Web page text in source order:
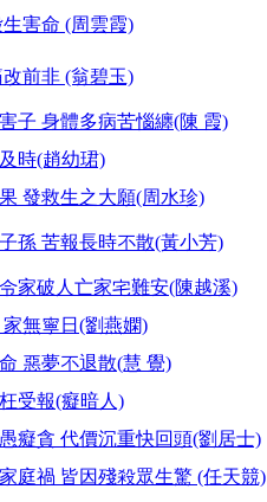
害命 (周雲霞)
前非 (翁碧玉)
子 身體多病苦惱纏(陳 霞)
時(趙幼珺)
發救生之大願(周水珍)
孫 苦報長時不散(黃小芳)
家破人亡家宅難安(陳越溪)
無寧日(劉燕嫻)
惡夢不退散(慧 覺)
受報(癡暗人)
癡貪 代價沉重快回頭(劉居士)
庭禍 皆因殘殺眾生驚 (任天競)